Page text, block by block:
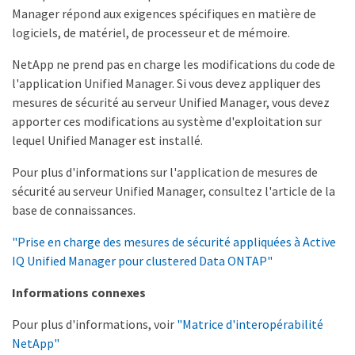
Manager répond aux exigences spécifiques en matière de
logiciels, de matériel, de processeur et de mémoire.
NetApp ne prend pas en charge les modifications du code de
l'application Unified Manager. Si vous devez appliquer des
mesures de sécurité au serveur Unified Manager, vous devez
apporter ces modifications au système d'exploitation sur
lequel Unified Manager est installé.
Pour plus d'informations sur l'application de mesures de
sécurité au serveur Unified Manager, consultez l'article de la
base de connaissances.
"Prise en charge des mesures de sécurité appliquées à Active
IQ Unified Manager pour clustered Data ONTAP"
Informations connexes
Pour plus d'informations, voir "Matrice d'interopérabilité
NetApp"